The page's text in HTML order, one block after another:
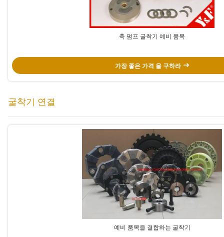
축 펌프 굴착기 예비 품목
가장 좋은 가격 을 구하라
굴착기 연결
예비 품목을 결합하는 굴착기